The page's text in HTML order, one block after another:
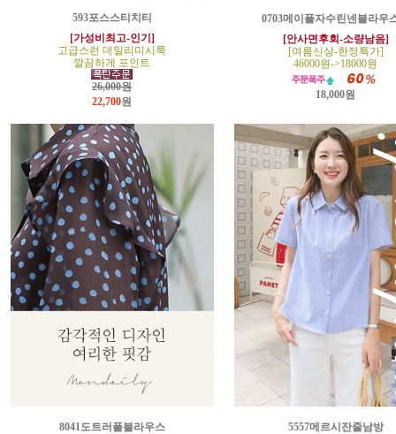
593포스스티치티
[가성비최고-인기]
고급스런 데일리미시룩
깔끔하게 포인트
26,000원
22,700원
0703메이플자수린넨블라우
[안사면후회-소량남음]
[여름신상-한정특가]
46000원->18000원
18,000원
8041도트러플블라우스
5557메르시잔줄남방